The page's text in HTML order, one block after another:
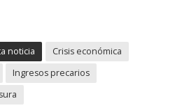
noticia
Crisis económica
Ingresos precarios